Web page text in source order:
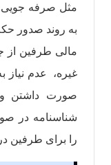
مثل صرفه
به روند صدور
مالی طرفین از
غیره، عدم نیاز
صورت داشتن
شناسنامه در
را برای طرفین